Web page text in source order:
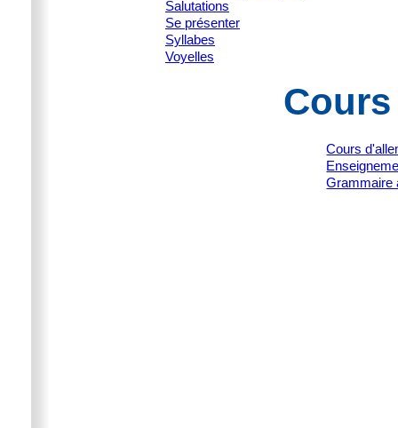
Salutations
Se présenter
Syllabes
Voyelles
Cours
Grammaire